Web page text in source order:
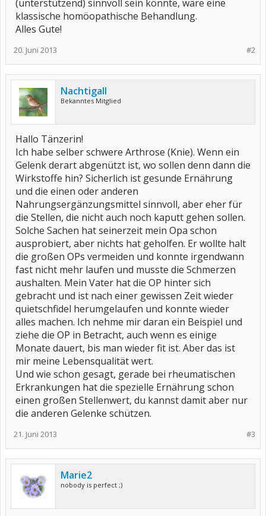
(unterstützend) sinnvoll sein könnte, wäre eine
klassische homöopathische Behandlung.
Alles Gute!
#2
20. Juni 2013
Nachtigall
Bekanntes Mitglied
Hallo Tänzerin!
Ich habe selber schwere Arthrose (Knie). Wenn ein
Gelenk derart abgenützt ist, wo sollen denn dann die
Wirkstoffe hin? Sicherlich ist gesunde Ernährung
und die einen oder anderen
Nahrungsergänzungsmittel sinnvoll, aber eher für
die Stellen, die nicht auch noch kaputt gehen sollen.
Solche Sachen hat seinerzeit mein Opa schon
ausprobiert, aber nichts hat geholfen. Er wollte halt
die großen OPs vermeiden und konnte irgendwann
fast nicht mehr laufen und musste die Schmerzen
aushalten. Mein Vater hat die OP hinter sich
gebracht und ist nach einer gewissen Zeit wieder
quietschfidel herumgelaufen und konnte wieder
alles machen. Ich nehme mir daran ein Beispiel und
ziehe die OP in Betracht, auch wenn es einige
Monate dauert, bis man wieder fit ist. Aber das ist
mir meine Lebensqualität wert.
Und wie schon gesagt, gerade bei rheumatischen
Erkrankungen hat die spezielle Ernährung schon
einen großen Stellenwert, du kannst damit aber nur
die anderen Gelenke schützen.
#3
21. Juni 2013
Marie2
nobody is perfect ;)